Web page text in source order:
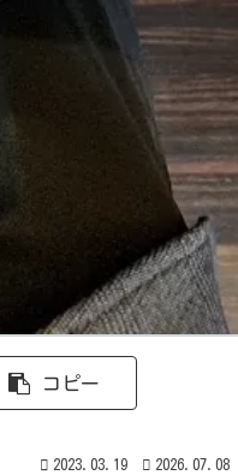
コピー
2023.03.19 2026.07.08